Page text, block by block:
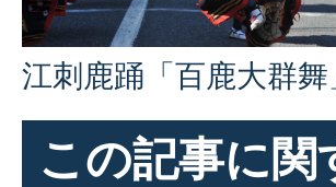
江刺鹿踊「百鹿大群舞
この記事に